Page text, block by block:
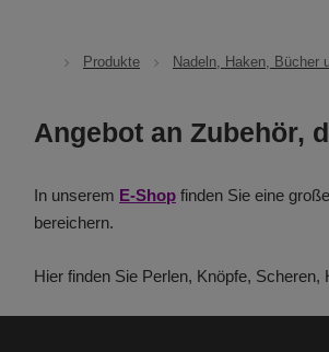
Produkte Nadeln, Haken, Bücher
Angebot an Zubehör,
In unserem E-Shop finden Sie eine
bereichern.
Hier finden Sie Perlen, Knöpfe, Scheren,